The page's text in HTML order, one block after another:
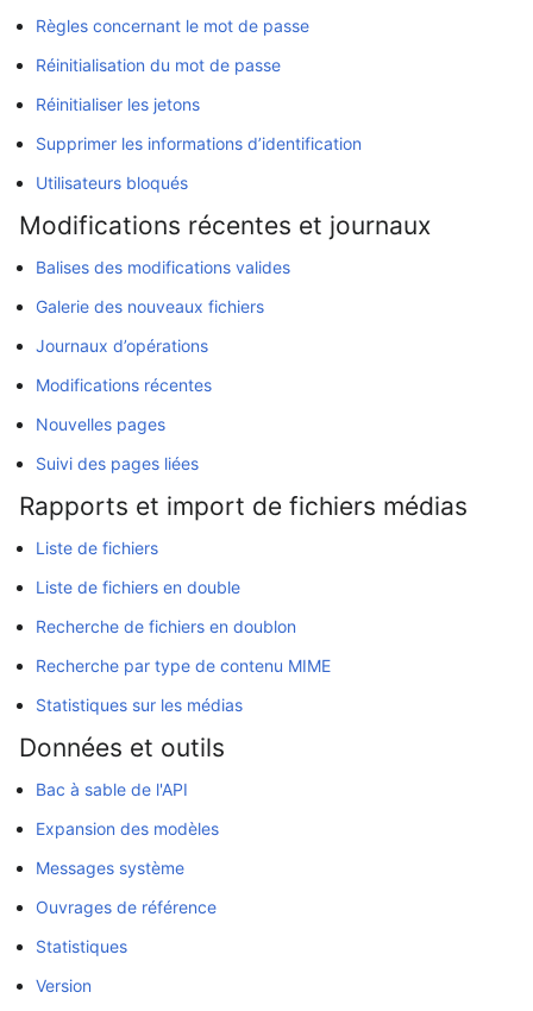
Règles concernant le mot de passe
Réinitialisation du mot de passe
Réinitialiser les jetons
Supprimer les informations d’identification
Utilisateurs bloqués
Modifications récentes et journaux
Balises des modifications valides
Galerie des nouveaux fichiers
Journaux d’opérations
Modifications récentes
Nouvelles pages
Suivi des pages liées
Rapports et import de fichiers médias
Liste de fichiers
Liste de fichiers en double
Recherche de fichiers en doublon
Recherche par type de contenu MIME
Statistiques sur les médias
Données et outils
Bac à sable de l'API
Expansion des modèles
Messages système
Ouvrages de référence
Statistiques
Version